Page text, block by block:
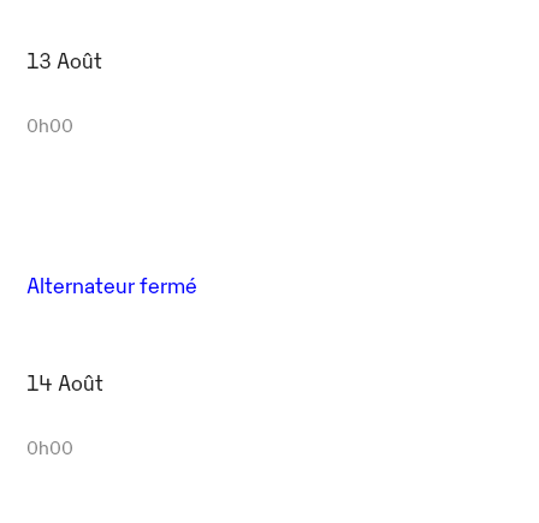
13 Août
0h00
Alternateur fermé
14 Août
0h00